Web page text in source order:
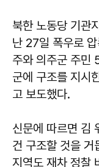
북한 노동당 기관
난 27일 폭우로
주와 의주군 주민
군에 구조를 지시
고 보도했다.
신문에 따르면 김
건 구조할 것을 거
지역도 재차 정찰